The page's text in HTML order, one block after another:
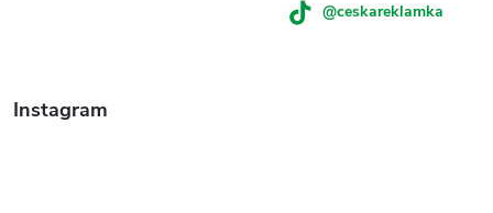
Instagram
@ceskareklamka